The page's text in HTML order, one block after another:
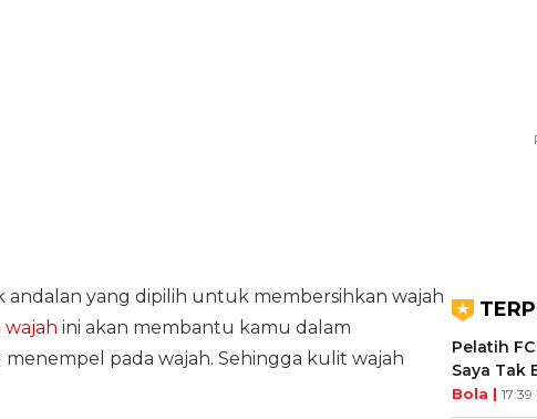
andalan yang dipilih untuk membersihkan wajah
wajah ini akan membantu kamu dalam
pada wajah. Sehingga kulit wajah
Pelatih
Saya Tak
Bola |